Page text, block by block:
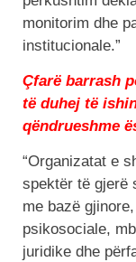
monitorim dhe
institucionale.”
Çfarë barrash
të duhej të
qëndrueshme
“Organizatat e
spektër të gjerë
me bazë
psikosociale,
juridike dhe